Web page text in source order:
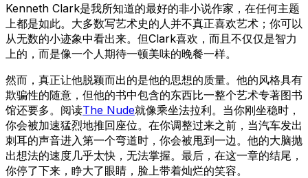
Kenneth Clark是我所知道的最好的非小说作家，在任何主题
上都是如此。大多数写艺术史的人并不真正喜欢艺术；你可以
从无数的小迹象中看出来。但Clark喜欢，而且不仅仅是智力
上的，而是像一个人期待一顿美味的晚餐一样。
然而，真正让他脱颖而出的是他的思想的质量。他的风格具有
欺骗性的随意，但他的书中包含的东西比一整个艺术专著图书
馆还要多。阅读The Nude就像乘坐法拉利。当你刚坐稳时，
你会被加速猛烈地推回座位。在你调整过来之前，当汽车发出
刺耳的声音进入第一个弯道时，你会被甩到一边。他的大脑抛
出想法的速度几乎太快，无法掌握。最后，在这一章的结尾，
你停了下来，睁大了眼睛，脸上带着灿烂的笑容。